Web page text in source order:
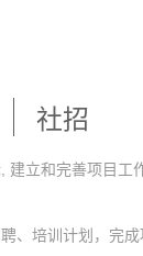
社招
建立和完善项目
、培训计划，完